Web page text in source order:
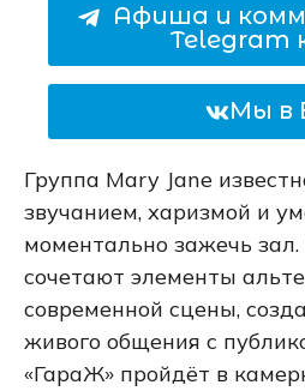
Афиша и
Telegram
Мы в
Группа Mary Jane
звучанием, харизмой и
моментально зажечь
сочетают элементы
современной сцены,
живого общения с
«ГараЖ» пройдёт в